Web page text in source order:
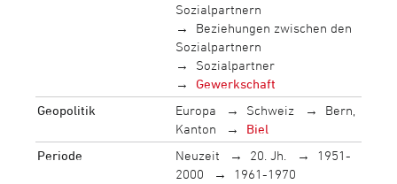
Sozialpartnern
Beziehungen zwischen den
Sozialpartnern
Sozialpartner
Gewerkschaft
Geopolitik
Europa Schweiz
Bern,
Kanton
Biel
Periode
Neuzeit 20. Jh.
1951-
2000
1961-1970